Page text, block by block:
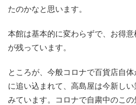
たのかなと思います。
本館は基本的に変わらずで、お得
が残っています。
ところが、今般コロナで百貨店自
に追い込まれて、高島屋は今新し
みています。コロナで自粛中のこ